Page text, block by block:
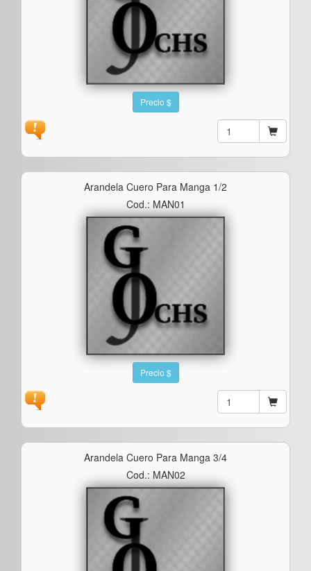
Precio $
Arandela Cuero Para Manga 1/2
Cod.: MAN01
Precio $
Arandela Cuero Para Manga 3/4
Cod.: MAN02